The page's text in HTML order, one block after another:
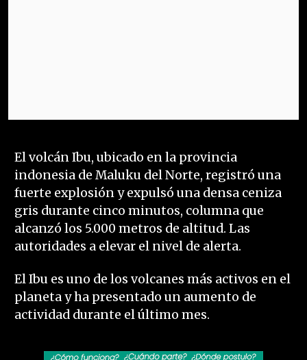
El volcán Ibu, ubicado en la provincia
indonesia de Maluku del Norte, registró una
fuerte explosión y expulsó una densa ceniza
gris durante cinco minutos, columna que
alcanzó los 5.000 metros de altitud. Las
autoridades a elevar el nivel de alerta.
El Ibu es uno de los volcanes más activos en el
planeta y ha presentado un aumento de
actividad durante el último mes.